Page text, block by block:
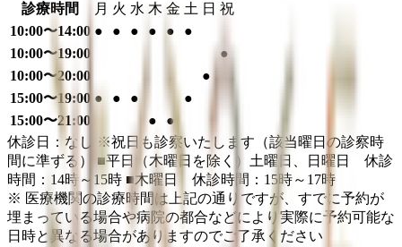
診療時間 月 火 水 木 金 土 日 祝
10:00〜14:00 ● ● ● ● ●
●
10:00〜19:00
●
10:00〜20:00
●
15:00〜19:00 ● ● ●
●
15:00〜21:00
●
●
休診日：なし ※祝日も診察いたします（該当曜日の診察時
間に準ずる） ■平日（木曜日を除く）土曜日、日曜日 休診
時間：14時～15時 ■木曜日 休診時間：15時～17時
※ 医療機関の診療時間は上記の通りですが、すでに予約が
埋まっている場合や病院の都合などにより実際に予約可能な
日時と異なる場合がありますのでご了承ください